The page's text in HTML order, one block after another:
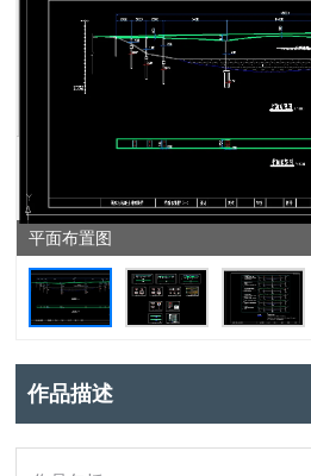
平面布置图
作品描述